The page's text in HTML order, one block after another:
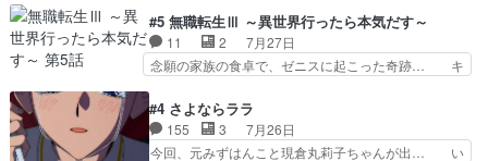
レベのアニメ制作を日本に奪… 予言で正体がバレ
る、もう騙し討ちは出来な… 村正の墓、アニメで
見ると一杯で怖いな。ア…
とカストルの共通点は、魔法の制御が出… 椋鳥の
大群て…住民から迷惑がられてない？… キングコ
ングor進撃の巨人牡羊座のアルデ… スピカ・イ
オ・カストルという組み合わせ。… 有り余るパワ
みかたが雑になってきてるな… イキりカストルは
怖がりやったかあスピカな… 鏡の世界への突入と
新たな依頼サブタイトル…
#5 無職転生Ⅲ ～異世界行ったら本気だす～
11 2
7月27日
念願の家族の食卓で、ゼニスに起こった奇跡… キ
ナリーゼの悪魔の囁きwクリフとエリナ… 悪魔の
囁きやめてくださいwおい、1番重要… ゼニスも
感情が出てきてて良い方向に進んで… 第５話を
#4 さよならララ
155 3
7月26日
今回、元みずはんこと現倉丸莉子ちゃんが出… い